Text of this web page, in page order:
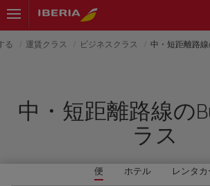
る 運賃クラス ビジネスクラス 中・短距離路線
中・短距離路線の
ラス
便 ホテル レンタカ